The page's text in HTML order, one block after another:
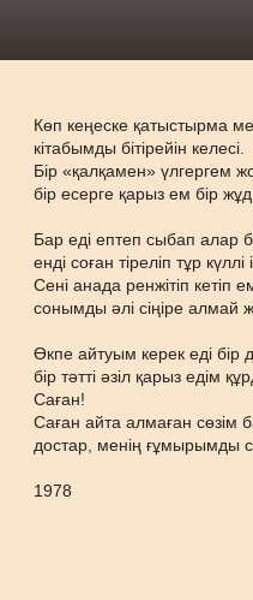
Көп кеңеске қатыстырма
кітабымды бітірейін келесі.
Бір «қалқамен» үлгергем
бір есерге қарыз ем бір
Бар еді ептеп сыбап алар
енді соған тіреліп тұр күллі
Сені анада ренжітіп кетіп
сонымды әлі сіңіре алмай
Өкпе айтуым керек еді бір
бір тәтті әзіл қарыз едім
Саған!
Саған айта алмаған сөзім
достар, менің ғұмырымды
1978